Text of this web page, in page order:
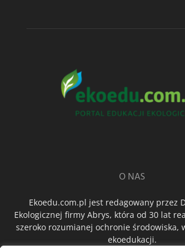
O NAS
Ekoedu.com.pl jest redagowany przez
Ekologicznej firmy Abrys, która od 30 lat
szeroko rozumianej ochronie środowiska,
ekoedukacji.